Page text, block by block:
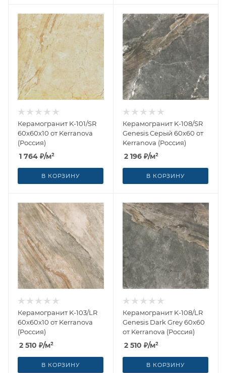
Керамогранит K-101/SR
60x60x10 от Kerranova
(Россия)
1 764 ₽/м²
В КОРЗИНУ
Керамогранит K-108/SR
Genesis Cерый 60x60 от
Kerranova (Россия)
2 196 ₽/м²
В КОРЗИНУ
Керамогранит K-103/LR
60x60x10 от Kerranova
(Россия)
2 510 ₽/м²
В КОРЗИНУ
Керамогранит K-108/LR
Genesis Dark Grey 60x60
от Kerranova (Россия)
2 510 ₽/м²
В КОРЗИНУ